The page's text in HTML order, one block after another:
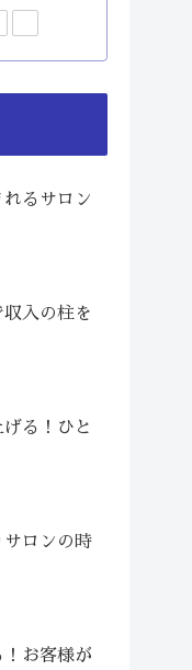
るサロン
入の柱を
る！ひと
サロンの時
！お客様が